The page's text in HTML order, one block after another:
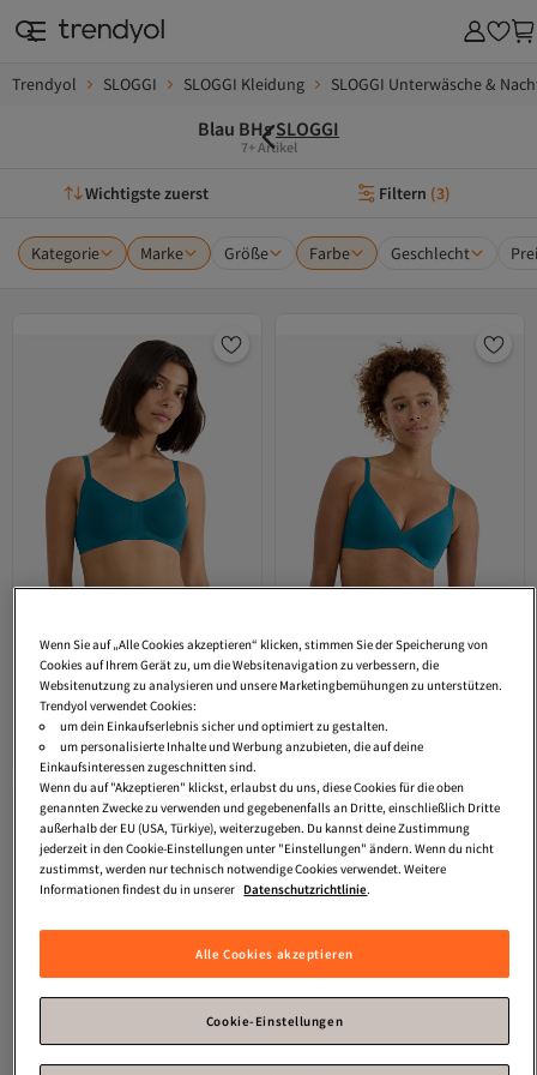
Trendyol SLOGGI SLOGGI Kleidung SLOGGI Unterwäsche &
Blau BHs SLOGGI
7+ Artikel
Wichtigste zuerst Filtern (3)
Kategorie Marke Größe Farbe Geschlecht
SLOGGIBügelloser BH Blue ZERO
Feel Pure
Versand Kostenlos
Gratis Versand
Versand Kostenlos
44, €
Pure THE UP
Versand Kostenlos
Gratis Versand
44,95€
Wenn Sie auf „Alle Cookies akzeptieren“ klicken, stimmen Sie der Speicherung von
Cookies auf Ihrem Gerät zu, um die Websitenavigation zu verbessern, die
Websitenutzung zu analysieren und unsere Marketingbemühungen zu unterstützen.
Trendyol verwendet Cookies:
um dein Einkaufserlebnis sicher und optimiert zu gestalten.
um personalisierte Inhalte und Werbung anzubieten, die auf deine
Einkaufsinteressen zugeschnitten sind.
Wenn du auf "Akzeptieren" klickst, erlaubst du uns, diese Cookies für die oben
genannten Zwecke zu verwenden und gegebenenfalls an Dritte, einschließlich Dritte
außerhalb der EU (USA, Türkiye), weiterzugeben. Du kannst deine Zustimmung
jederzeit in den Cookie-Einstellungen unter "Einstellungen" ändern. Wenn du nicht
zustimmst, werden nur technisch notwendige Cookies verwendet. Weitere
Informationen findest du in unserer Datenschutzrichtlinie.
Alle Cookies akzeptieren
Cookie-Einstellungen